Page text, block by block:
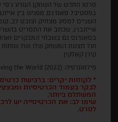
סרטו החדש של השחקן הנודע ג'סי
בפסטיבל סאנדנס, מפגיש בין
השניים למסע מצחיק וצובט לב,
אייזנברג, שכתב את התסריט
בסאנדנס גם בשבחי המבקרים
ועל תצוגת המשחק שלו ושל
קירן קאלקין.
פילמוגרפיה: When You Finish Saving the World (2022)
* לקוחות יקרים: ברכישת
לבקר בעמוד הכרטיסיות
המשתלם ביותר.
שימו לב: את הכרטיסייה יש
לסרט.